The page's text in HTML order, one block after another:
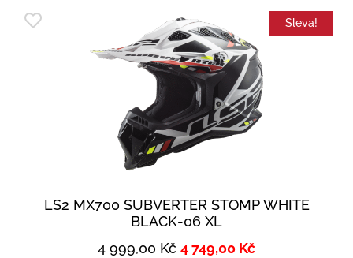
Sleva!
LS2 MX700 SUBVERTER STOMP WHITE
BLACK-06 XL
4 999,00Kč 4 749,00 Kč